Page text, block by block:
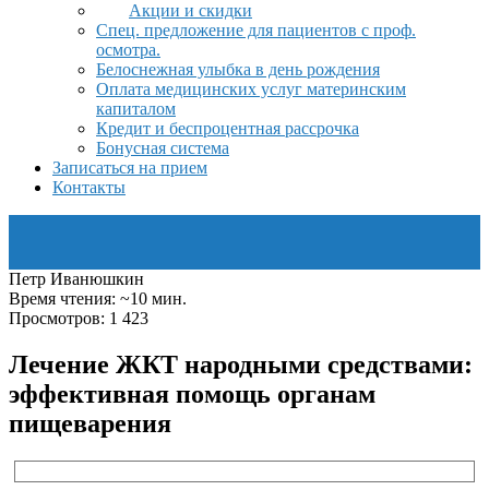
Акции и скидки
Спец. предложение для пациентов с проф.
осмотра.
Белоснежная улыбка в день рождения
Оплата медицинских услуг материнским
капиталом
Кредит и беспроцентная рассрочка
Бонусная система
Записаться на прием
Контакты
Петр Иванюшкин
Время чтения: ~10 мин.
Просмотров: 1 423
Лечение ЖКТ народными средствами:
эффективная помощь органам
пищеварения